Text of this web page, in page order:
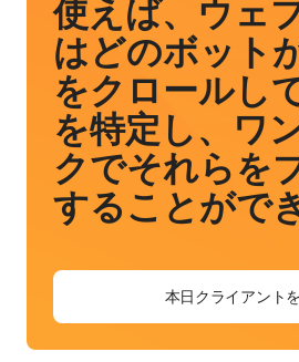
使えば、ウェ
はどのボット
をクロールし
を特定し、ワ
クでそれらを
することがで
本日クライアント